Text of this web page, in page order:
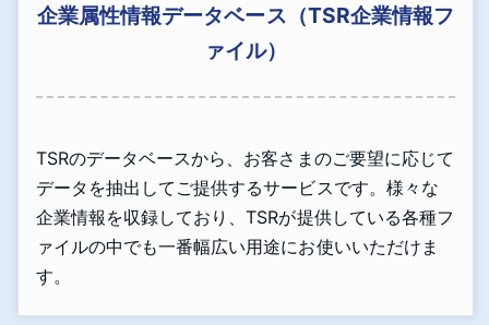
企業属性情報データベース（TSR企業情報フ
ァイル）
TSRのデータベースから、お客さまのご要望に応じて
データを抽出してご提供するサービスです。様々な
企業情報を収録しており、TSRが提供している各種フ
ァイルの中でも一番幅広い用途にお使いいただけま
す。